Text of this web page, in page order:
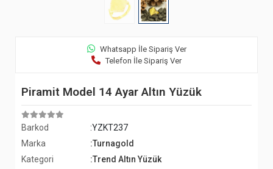
Whatsapp İle Sipariş Ver
Telefon İle Sipariş Ver
Piramit Model 14 Ayar Altın Yüzük
Barkod
:YZKT237
Marka
:Turnagold
Kategori
:Trend Altın Yüzük